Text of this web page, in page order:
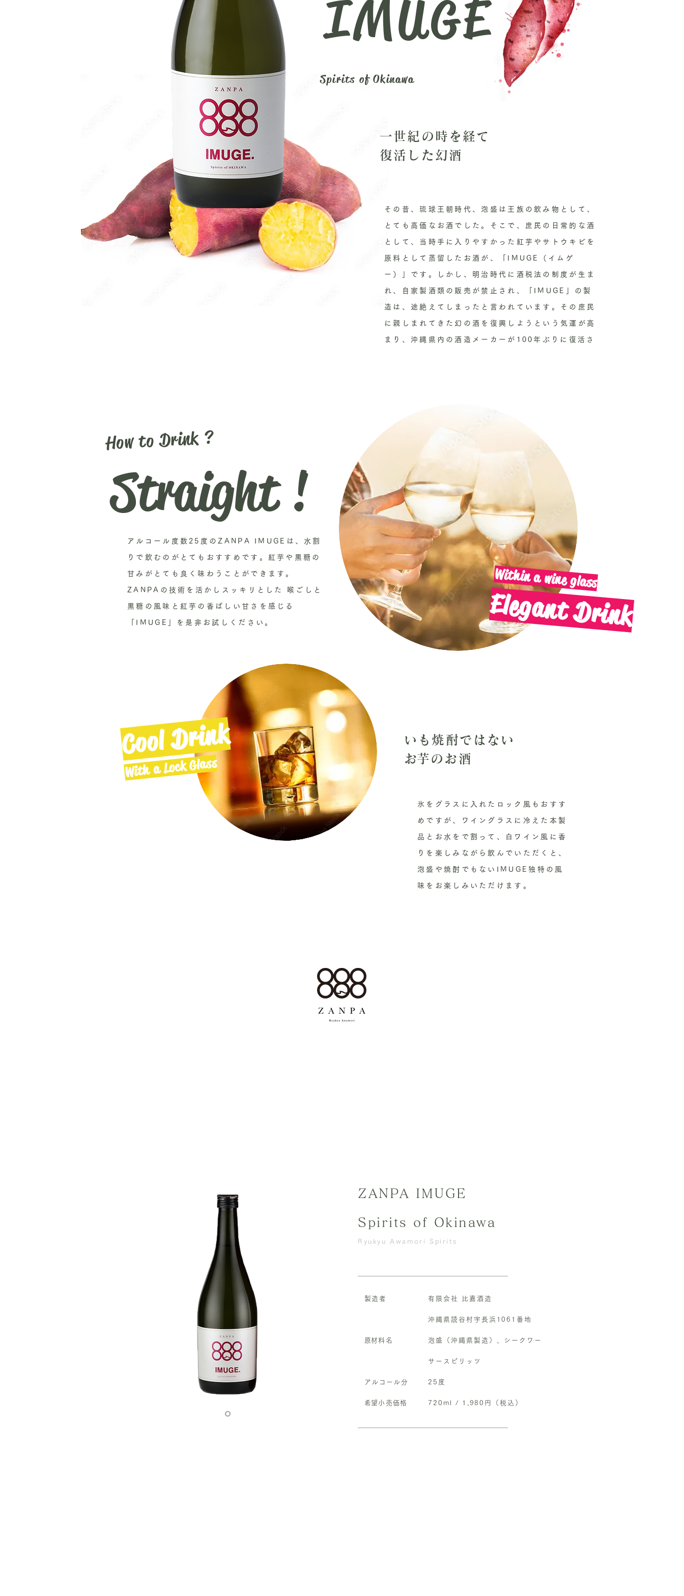
一世紀の時を経て
​復活した幻酒
その昔、琉球王朝時代、泡盛は王族の飲み物として、
とても高価なお酒でした。そこで、庶民の日常的な酒
として、当時手に入りやすかった紅芋やサトウキビを
原料として蒸留したお酒が、「IMUGE（イムゲ
ー）」です。しかし、明治時代に酒税法の制度が生ま
れ、自家製酒類の販売が禁止され、「IMUGE」の製
造は、途絶えてしまったと言われています。その庶民
に親しまれてきた幻の酒を復興しようという気運が高
まり、沖縄県内の酒造メーカーが100年ぶりに復活さ
Spirits of Okinawa
IMUGE
​How to Drink ?
Straight !
アルコール度数25度のZANPA IMUGEは、水割
りで飲むのがとてもおすすめです。紅芋や黒糖の
甘みがとても良く味わうことができます。
ZANPAの技術を活かしスッキリとした 喉ごしと
黒糖の風味と紅芋の香ばしい甘さを感じる
「IMUGE」を是非お試しください。 ​Elegant Drink
Within a wine glass
Cool Drink
With a Lock Glass
いも焼酎ではない
​お芋のお酒
氷をグラスに入れたロック風もおすす
めですが、ワイングラスに冷えた本製
品とお水をで割って、白ワイン風に香
りを楽しみながら飲んでいただくと、
泡盛や焼酎でもないIMUGE独特の風
味をお楽しみいただけます。
ZANPA IMUGE
Spirits of Okinawa
Ryukyu Awamori Spirits
有限会社 比嘉酒造
沖縄県読谷村字長浜1061番地
泡盛（沖縄県製造）、シークワー
サースピリッツ
​25度
​720ml / 1,980円（税込）
製造者
​原材料名
アルコール分
​希望小売価格